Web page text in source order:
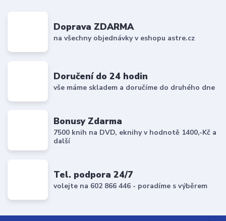
Doprava ZDARMA
na všechny objednávky v eshopu astre.cz
Doručení do 24 hodin
vše máme skladem a doručíme do druhého dne
Bonusy Zdarma
7500 knih na DVD, eknihy v hodnotě 1400,-Kč a
další
Tel. podpora 24/7
volejte na 602 866 446 - poradíme s výběrem